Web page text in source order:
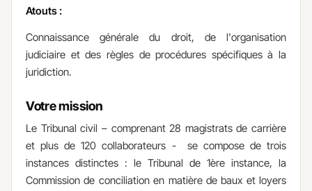
Atouts :
Connaissance générale du droit, de l'organisation
judiciaire et des règles de procédures spécifiques à la
juridiction.
Votre mission
Le Tribunal civil – comprenant 28 magistrats de carrière
et plus de 120 collaborateurs - se compose de trois
instances distinctes : le Tribunal de 1ère instance, la
Commission de conciliation en matière de baux et loyers